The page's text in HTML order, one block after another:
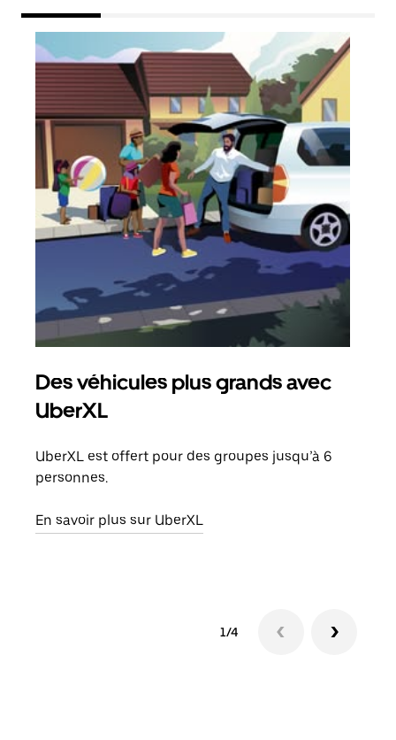
Des véhicules plus grands avec
UberXL
UberXL est offert pour des groupes jusqu’à 6
personnes.
En savoir plus sur UberXL
1/4